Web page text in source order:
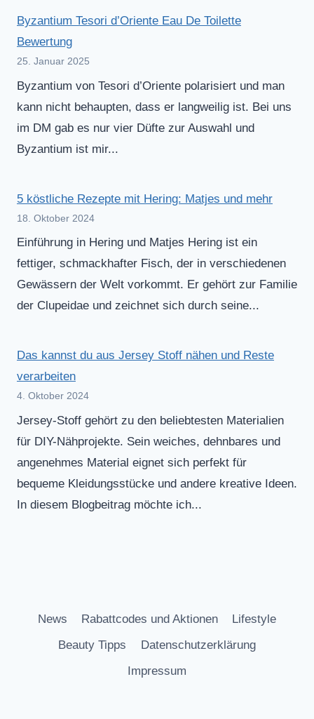
Byzantium Tesori d’Oriente Eau De Toilette
Bewertung
25. Januar 2025
Byzantium von Tesori d’Oriente polarisiert und man
kann nicht behaupten, dass er langweilig ist. Bei uns
im DM gab es nur vier Düfte zur Auswahl und
Byzantium ist mir...
5 köstliche Rezepte mit Hering: Matjes und mehr
18. Oktober 2024
Einführung in Hering und Matjes Hering ist ein
fettiger, schmackhafter Fisch, der in verschiedenen
Gewässern der Welt vorkommt. Er gehört zur Familie
der Clupeidae und zeichnet sich durch seine...
Das kannst du aus Jersey Stoff nähen und Reste
verarbeiten
4. Oktober 2024
Jersey-Stoff gehört zu den beliebtesten Materialien
für DIY-Nähprojekte. Sein weiches, dehnbares und
angenehmes Material eignet sich perfekt für
bequeme Kleidungsstücke und andere kreative Ideen.
In diesem Blogbeitrag möchte ich...
News Rabattcodes und Aktionen
Lifestyle
Beauty Tipps
Datenschutzerklärung
Impressum